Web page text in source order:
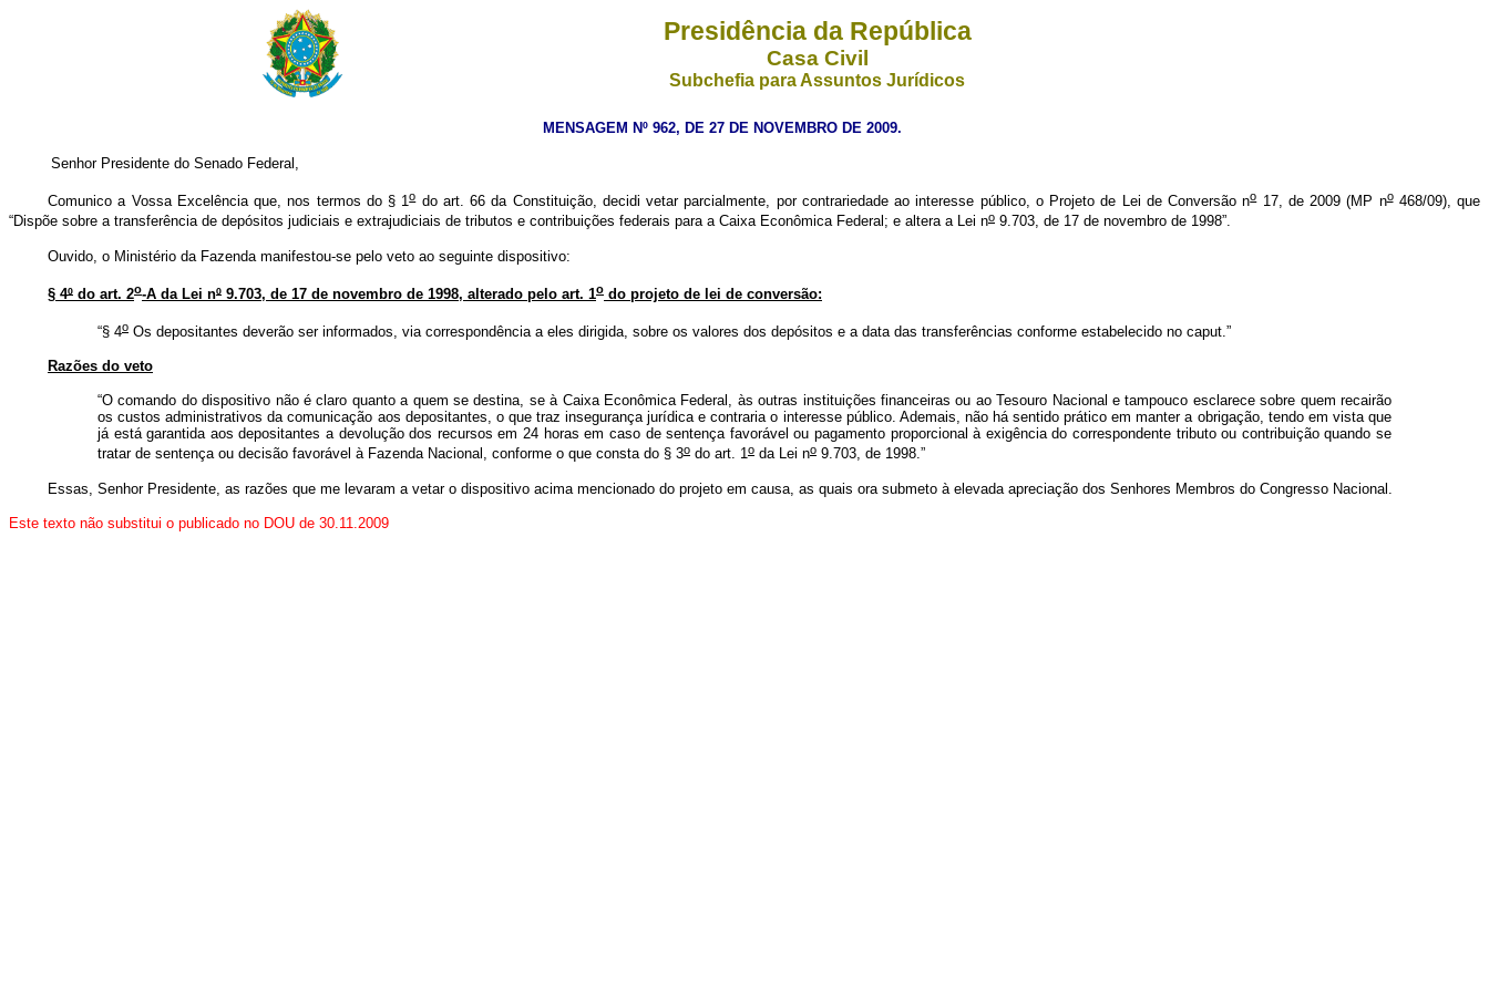
Presidência da República
Casa Civil
Subchefia para Assuntos Jurídicos
MENSAGEM Nº 962, DE 27 DE NOVEMBRO DE 2009.
Senhor Presidente do Senado Federal,
Comunico a Vossa Excelência que, nos termos do § 1odo art. 66 da Constituição, decidi vetar parcialmente, por contrariedade ao interesse público, o Projeto de Lei de Conversão no17, de 2009 (MP no468/09), que
“Dispõe sobre a transferência de depósitos judiciais e extrajudiciais de tributos e contribuições federais para a Caixa Econômica Federal; e altera a Lei no 9.703, de 17 de novembro de 1998”.
Ouvido, o Ministério da Fazenda manifestou-se pelo veto ao seguinte dispositivo:
§ 4º do art. 2o-A da Lei nº 9.703, de 17 de novembro de 1998, alterado pelo art. 1o do projeto de lei de conversão:
“§ 4o Os depositantes deverão ser informados, via correspondência a eles dirigida, sobre os valores dos depósitos e a data das transferências conforme estabelecido no caput.”
Razões do veto
“O comando do dispositivo não é claro quanto a quem se destina, se à Caixa Econômica Federal, às outras instituições financeiras ou ao Tesouro Nacional e tampouco esclarece sobre quem recairão
os custos administrativos da comunicação aos depositantes, o que traz insegurança jurídica e contraria o interesse público. Ademais, não há sentido prático em manter a obrigação, tendo em vista que
já está garantida aos depositantes a devolução dos recursos em 24 horas em caso de sentença favorável ou pagamento proporcional à exigência do correspondente tributo ou contribuição quando se
tratar de sentença ou decisão favorável à Fazenda Nacional, conforme o que consta do § 3o do art. 1o da Lei no 9.703, de 1998.”
Essas, Senhor Presidente, as razões que me levaram a vetar o dispositivo acima mencionado do projeto em causa, as quais ora submeto à elevada apreciação dos Senhores Membros do Congresso Nacional.
Este texto não substitui o publicado no DOU de 30.11.2009